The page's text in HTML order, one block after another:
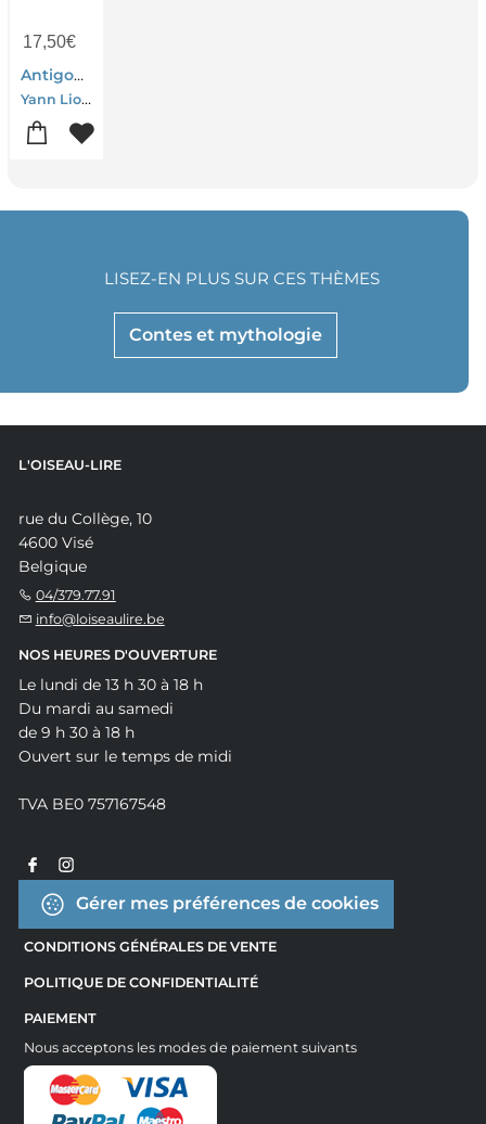
17,50€
Antigone
Yann Liotard-Marie-claire Redon
Contes et mythologie
LISEZ-EN PLUS SUR CES THÈMES
L'OISEAU-LIRE
rue du Collège, 10
4600 Visé
Belgique
04/379.77.91
info@loiseaulire.be
NOS HEURES D'OUVERTURE
Le lundi de 13 h 30 à 18 h
Du mardi au samedi
de 9 h 30 à 18 h
Ouvert sur le temps de midi
TVA BE0 757167548
Gérer mes préférences de cookies
CONDITIONS GÉNÉRALES DE VENTE
POLITIQUE DE CONFIDENTIALITÉ
PAIEMENT
Nous acceptons les modes de paiement suivants